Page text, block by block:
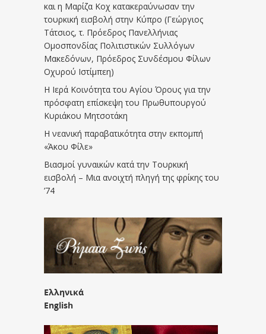
και η Μαρίζα Κοχ κατακεραύνωσαν την
τουρκική εισβολή στην Κύπρο (Γεώργιος
Τάτσιος, τ. Πρόεδρος Πανελλήνιας
Ομοσπονδίας Πολιτιστικών Συλλόγων
Μακεδόνων, Πρόεδρος Συνδέσμου Φίλων
Οχυρού Ιστίμπεη)
Η Ιερά Κοινότητα του Αγίου Όρους για την
πρόσφατη επίσκεψη του Πρωθυπουργού
Κυριάκου Μητσοτάκη
Η νεανική παραβατικότητα στην εκπομπή
«Άκου Φίλε»
Βιασμοί γυναικών κατά την Τουρκική
εισβολή – Μια ανοιχτή πληγή της φρίκης του
’74
Ελληνικά
English